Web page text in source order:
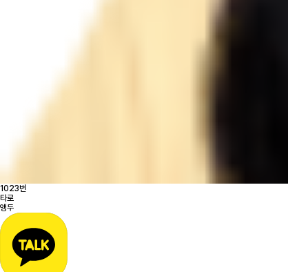
1023번
타로
앵두